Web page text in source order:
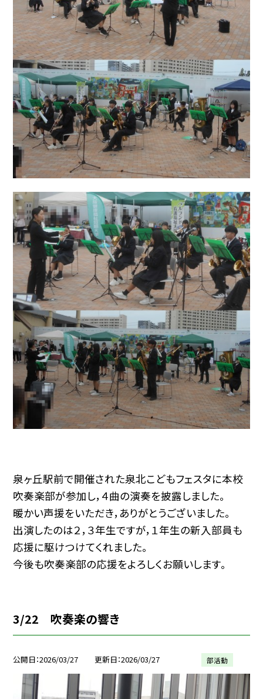
泉ヶ丘駅前で開催された泉北こどもフェスタに本校
吹奏楽部が参加し，４曲の演奏を披露しました。
暖かい声援をいただき，ありがとうございました。
出演したのは２，３年生ですが，１年生の新入部員も
応援に駆けつけてくれました。
今後も吹奏楽部の応援をよろしくお願いします。
3/22 吹奏楽の響き
公開日 2026/03/27 更新日 2026/03/27 部活動